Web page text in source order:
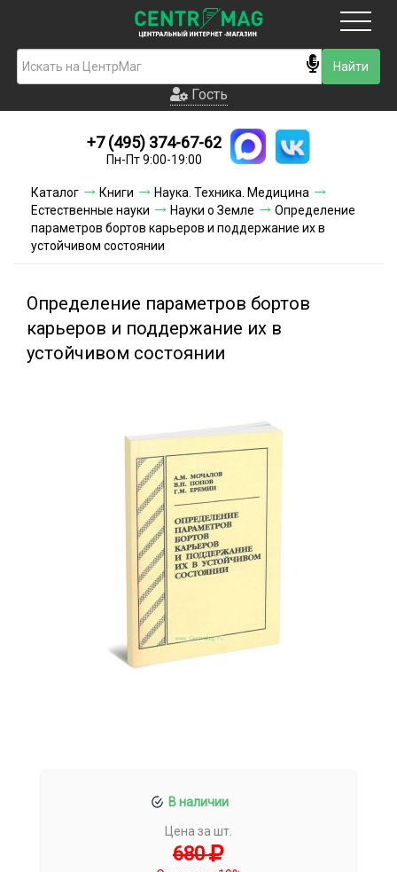
Гость
Новинки
Условия доставки
Условия оплаты
Акции и скидки
Гость
+7 (495) 374-67-62
Пн-Пт 9:00-19:00
Каталог Книги
Наука. Техника. Медицина
Естественные науки
Науки о Земле
Определение
параметров бортов карьеров и поддержание их в
устойчивом состоянии
Определение параметров бортов
карьеров и поддержание их в
устойчивом состоянии
В наличии
Цена за шт.
680